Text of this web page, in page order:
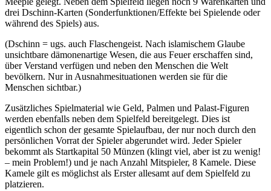
drei Dschinn-Karten (Sonderfunktionen/Effekte bei Spielende oder
während des Spiels) aus.
(Dschinn = ugs. auch Flaschengeist. Nach islamischem Glaube
unsichtbare dämonenartige Wesen, die aus Feuer erschaffen sind,
über Verstand verfügen und neben den Menschen die Welt
bevölkern. Nur in Ausnahmesituationen werden sie für die
Menschen sichtbar.)
Zusätzliches Spielmaterial wie Geld, Palmen und Palast-Figuren
werden ebenfalls neben dem Spielfeld bereitgelegt. Dies ist
eigentlich schon der gesamte Spielaufbau, der nur noch durch den
persönlichen Vorrat der Spieler abgerundet wird. Jeder Spieler
bekommt als Startkapital 50 Münzen (klingt viel, aber ist zu wenig!
– mein Problem!) und je nach Anzahl Mitspieler, 8 Kamele. Diese
Kamele gilt es möglichst als Erster allesamt auf dem Spielfeld zu
platzieren.